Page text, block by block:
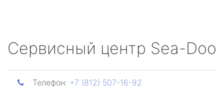
Сервисный центр Sea-Doo
Телефон: +7 (812) 507-16-92